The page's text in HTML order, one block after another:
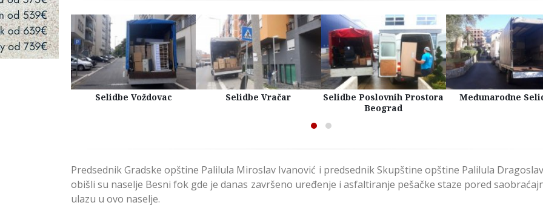
Selidbe Voždovac Selidbe Vračar
Selidbe Poslovnih Prostora
Beograd
Međunarodne
Predsednik Gradske opštine Palilula Miroslav Ivanović i predsednik Skupštine opštine Palilula
obišli su naselje Besni fok gde je danas završeno uređenje i asfaltiranje pešačke staze pored
ulazu u ovo naselje.